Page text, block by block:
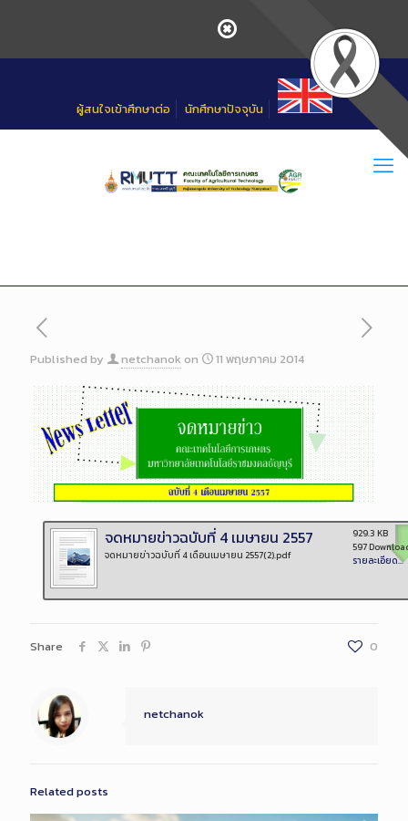
ผู้สนใจเข้าศึกษาต่อ นักศึกษาปัจจุบัน
Published by netchanok on 11 พฤษภาคม 2014
จดหมายข่าวฉบับที่ 4 เมษายน 2557
จดหมายข่าวฉบับที่ 4 เดือนเมษายน 2557(2).pdf
929.3 KB
597
รายละเอียด...
Share 0
netchanok
Related posts